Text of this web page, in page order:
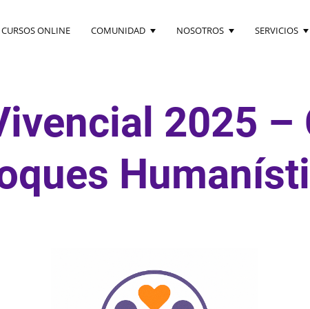
Enfoque Humano
Especialización
Certificado
Corporal
Especialización
CURSOS ONLINE COMUNIDAD NOSOTROS
Investigación y Desarrollo
SERVICIOS
2025 –